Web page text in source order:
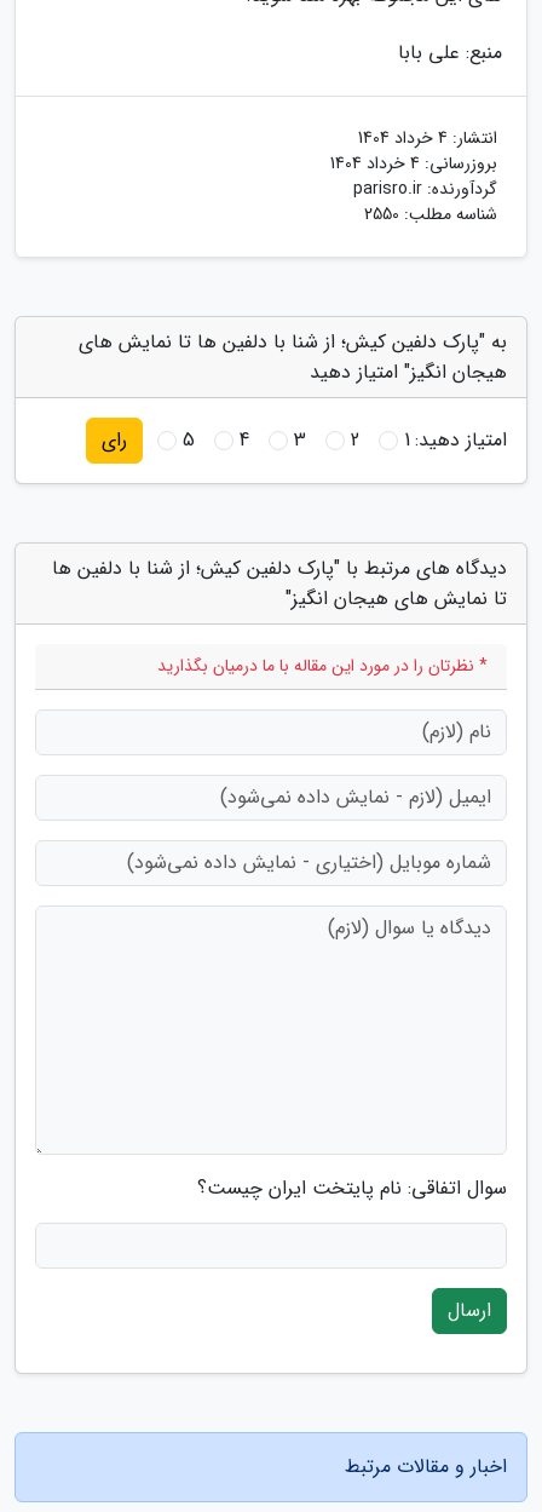
منبع: علی بابا
انتشار: 4 خرداد 1404
بروزرسانی: 4 خرداد 1404
گردآورنده: parisro.ir
شناسه مطلب: 2550
به "پارک دلفین کیش؛ از شنا با دلفین ها تا نمایش های
هیجان انگیز" امتیاز دهید
امتیاز دهید:1
2
3
4
5 رای
دیدگاه های مرتبط با "پارک دلفین کیش؛ از شنا با دلفین ها
تا نمایش های هیجان انگیز"
* نظرتان را در مورد این مقاله با ما درمیان بگذارید
سوال اتفاقی: نام پایتخت ایران چیست؟
ارسال
اخبار و مقالات مرتبط